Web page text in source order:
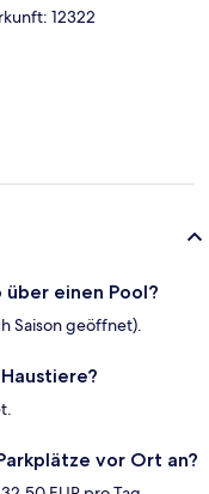
12322
einen Pool?
Saison geöffnet).
vor Ort an?